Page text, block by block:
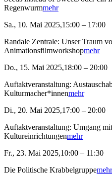
Regenwurmmehr
Sa., 10. Mai 2025,15:00 – 17:00
Randale Zentrale: Unser Traum
Animationsfilmworkshopmehr
Do., 15. Mai 2025,18:00 – 20:00
Auftaktveranstaltung:
Kulturmacher*innenmehr
Di., 20. Mai 2025,17:00 – 20:00
Auftaktveranstaltung: Umgang
Kultureinrichtungenmehr
Fr., 23. Mai 2025,10:00 – 11:30
Die Politische Krabbelgruppemehr